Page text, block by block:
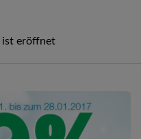
ist eröffnet